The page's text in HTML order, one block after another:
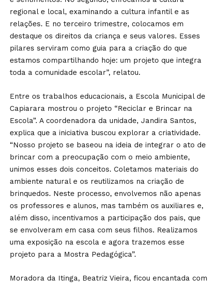
regional e local, examinando a cultura infantil e as
relações. E no terceiro trimestre, colocamos em
destaque os direitos da criança e seus valores. Esses
pilares serviram como guia para a criação do que
estamos compartilhando hoje: um projeto que integra
toda a comunidade escolar”, relatou.
Entre os trabalhos educacionais, a Escola Municipal de
Capiarara mostrou o projeto “Reciclar e Brincar na
Escola”. A coordenadora da unidade, Jandira Santos,
explica que a iniciativa buscou explorar a criatividade.
“Nosso projeto se baseou na ideia de integrar o ato de
brincar com a preocupação com o meio ambiente,
unimos esses dois conceitos. Coletamos materiais do
ambiente natural e os reutilizamos na criação de
brinquedos. Neste processo, envolvemos não apenas
os professores e alunos, mas também os auxiliares e,
além disso, incentivamos a participação dos pais, que
se envolveram em casa com seus filhos. Realizamos
uma exposição na escola e agora trazemos esse
projeto para a Mostra Pedagógica”.
Moradora da Itinga, Beatriz Vieira, ficou encantada com